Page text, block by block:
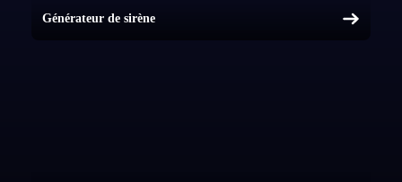
Générateur de sirène